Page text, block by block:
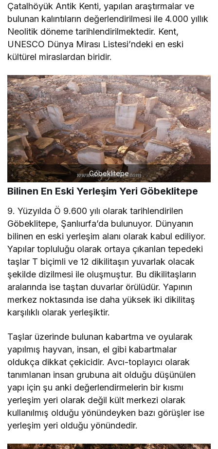
Çatalhöyük Antik Kenti, yapılan araştırmalar ve
bulunan kalıntıların değerlendirilmesi ile 4.000 yıllık
Neolitik döneme tarihlendirilmektedir. Kent,
UNESCO Dünya Mirası Listesi’ndeki en eski
kültürel miraslardan biridir.
Göbeklitepe
Bilinen En Eski Yerleşim Yeri Göbeklitepe
9. Yüzyılda Ö 9.600 yılı olarak tarihlendirilen
Göbeklitepe, Şanlıurfa’da bulunuyor. Dünyanın
bilinen en eski yerleşim alanı olarak kabul ediliyor.
Yapılar topluluğu olarak ortaya çıkarılan tepedeki
taşlar T biçimli ve 12 dikilitaşın yuvarlak olacak
şekilde dizilmesi ile oluşmuştur. Bu dikilitaşların
aralarında ise taştan duvarlar örülüdür. Yapının
merkez noktasında ise daha yüksek iki dikilitaş
karşılıklı olarak yerleşiktir.
Taşlar üzerinde bulunan kabartma ve oyularak
yapılmış hayvan, insan, el gibi kabartmalar
oldukça dikkat çekicidir. Avcı-toplayıcı olarak
tanımlanan insan grubuna ait olduğu düşünülen
yapı için şu anki değerlendirmelerin bir kısmı
yerleşim yeri olarak değil kült merkezi olarak
kullanılmış olduğu yönündeyken bazı görüşler ise
yerleşim yeri olduğu yönündedir.